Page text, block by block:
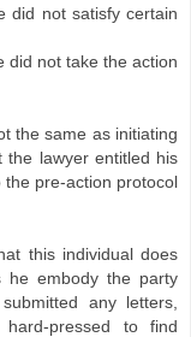
did not satisfy certain
did not take the action
the same as initiating
the lawyer entitled his
the pre-action protocol
this individual does
he embody the party
any letters,
pressed to find